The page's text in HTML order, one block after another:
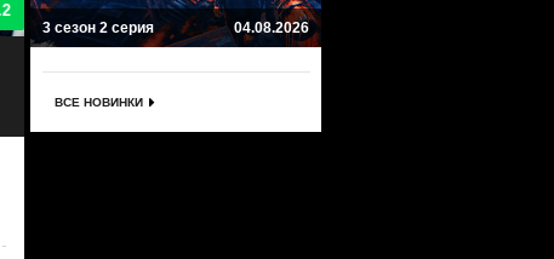
9.4
Better Call Saul
Драма, Комедия, Криминал
3 сезон 2 серия 04.08.2026
ВСЕ НОВИНКИ